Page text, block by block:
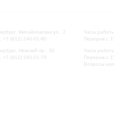
Михайловская ул., 2
+7 (812) 240-01-80
Невский пр., 30
+7 (812) 240-01-70
Часы
Перерыв с
Часы
Перерыв с
Вопросы